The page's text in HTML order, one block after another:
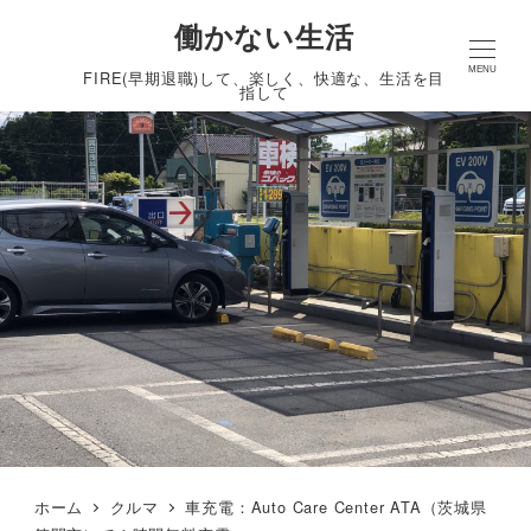
働かない生活
FIRE(早期退職)して、楽しく、快適な、生活を目
指して
MENU
ホーム クルマ
車充電：Auto Care Center ATA（茨城県